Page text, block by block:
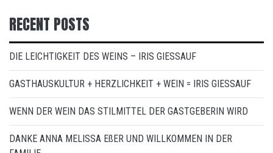
RECENT POSTS
DIE LEICHTIGKEIT DES WEINS – IRIS GIESSAUF
GASTHAUSKULTUR + HERZLICHKEIT + WEIN = IRIS GIESSAUF
WENN DER WEIN DAS STILMITTEL DER GASTGEBERIN WIRD
DANKE ANNA MELISSA EßER UND WILLKOMMEN IN DER